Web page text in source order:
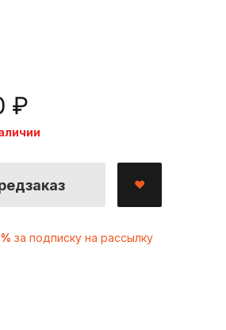
₽
за подписку на рассылку